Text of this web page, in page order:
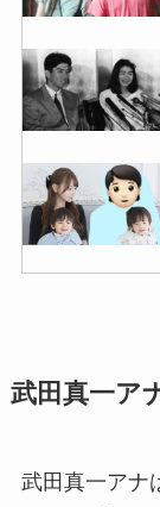
武田真一ア
武田真一アナ